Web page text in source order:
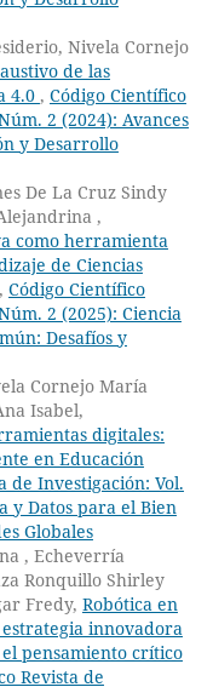
Nivela Cornejo
de las
4.0 , Código Científico
2 (2024): Avances
y Desarrollo
De La Cruz Sindy
,
como herramienta
de Ciencias
, Código Científico
2 (2025): Ciencia
Desafíos y
Cornejo María
Isabel,
digitales:
en Educación
de Investigación: Vol.
y Datos para el Bien
Globales
, Echeverría
Ronquillo Shirley
Fredy, Robótica en
innovadora
pensamiento crítico
Revista de